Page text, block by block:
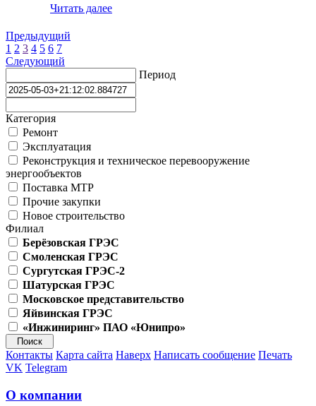
Читать далее
Предыдущий
1 2 3 4 5 6 7
Следующий
Период
Категория
Ремонт
Эксплуатация
Реконструкция и техническое перевооружение
энергообъектов
Поставка МТР
Прочие закупки
Новое строительство
Филиал
Берёзовская ГРЭС
Смоленская ГРЭС
Сургутская ГРЭС-2
Шатурская ГРЭС
Московское представительство
Яйвинская ГРЭС
«Инжиниринг» ПАО «Юнипро»
Контакты Карта сайта Наверх Написать сообщение Печать
VK Telegram
О компании